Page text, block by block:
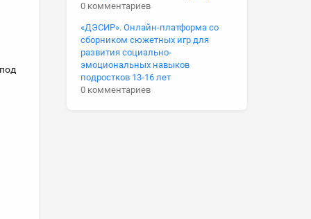
0 комментариев
«ДЭСИР». Онлайн-платформа со
сборником сюжетных игр для
развития социально-
эмоциональных навыков
подростков 13-16 лет
0 комментариев